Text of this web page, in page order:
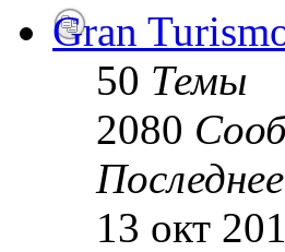
Gran
50 Темы
2080
13 окт